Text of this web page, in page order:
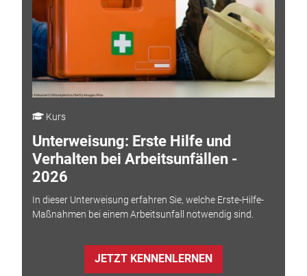
Kurs
Unterweisung: Erste Hilfe und
Verhalten bei Arbeitsunfällen -
2026
In dieser Unterweisung erfahren Sie, welche Erste-Hilfe-
Maßnahmen bei einem Arbeitsunfall notwendig sind.
JETZT KENNENLERNEN